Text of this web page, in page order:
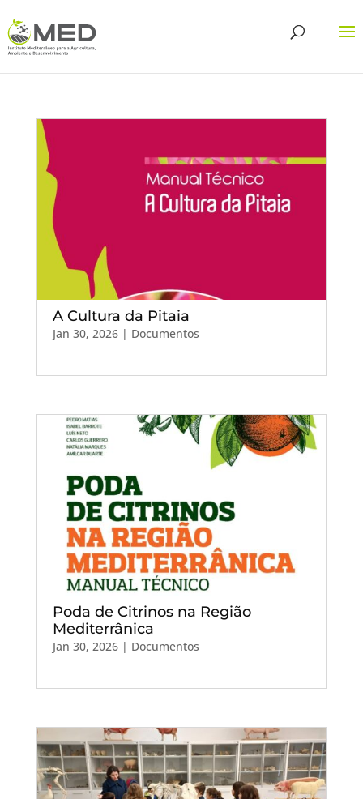
A Cultura da Pitaia
Jan 30, 2026| Documentos
Poda de Citrinos na Região
Mediterrânica
Jan 30, 2026| Documentos